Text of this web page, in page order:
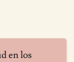
en los